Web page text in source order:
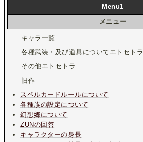
Menu1
メニュー
キャラ一覧
各種武装・及び道具についてエトセトラ
その他エトセトラ
旧作
スペルカードルールについて
各種族の設定について
幻想郷について
ZUNの回答
キャラクターの身長